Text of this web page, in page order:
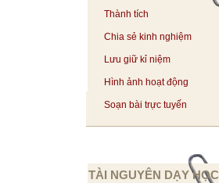
Thành tích
Chia sẻ kinh nghiệm
Lưu giữ kỉ niệm
Hình ảnh hoạt động
Soạn bài trực tuyến
TÀI NGUYÊN DẠY HỌC